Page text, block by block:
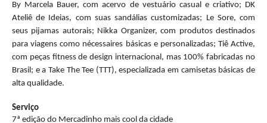
By Marcela Bauer, com acervo de vestuário casual e criativo; DK
Ateliê de Ideias, com suas sandálias customizadas; Le Sore, com
seus pijamas autorais; Nikka Organizer, com produtos destinados
para viagens como nécessaires básicas e personalizadas; Tiê Active,
com peças fitness de design internacional, mas 100% fabricadas no
Brasil; e a Take The Tee (TTT), especializada em camisetas básicas de
alta qualidade.
Serviço
7ª edição do Mercadinho mais cool da cidade